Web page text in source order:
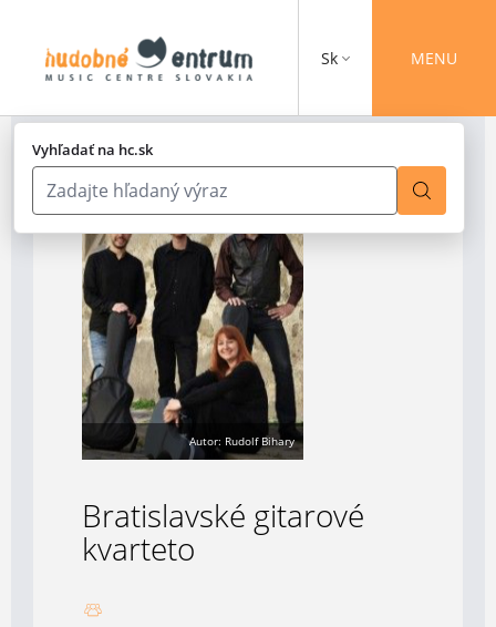
Vyhľadať na hc.sk
Sk MENU
Autor: Rudolf Bihary
Bratislavské gitarové
kvarteto